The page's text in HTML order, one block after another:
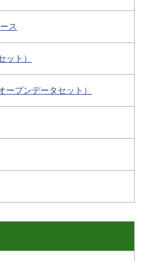
ス
ット）
プンデータセット）